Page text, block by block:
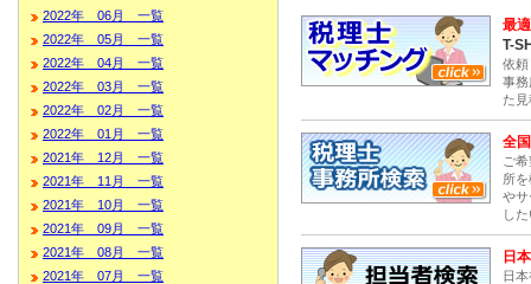
2022年 06月 一覧
2022年 05月 一覧
2022年 04月 一覧
2022年 03月 一覧
2022年 02月 一覧
2022年 01月 一覧
2021年 12月 一覧
2021年 11月 一覧
2021年 10月 一覧
2021年 09月 一覧
2021年 08月 一覧
2021年 07月 一覧
最適
T-
依頼
事務
た
全
ご
所
やサ
し
日
日